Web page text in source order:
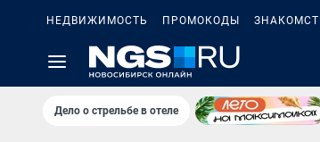
НЕДВИЖИМОСТЬ ПРОМОКОДЫ
Дело о стрельбе в отеле